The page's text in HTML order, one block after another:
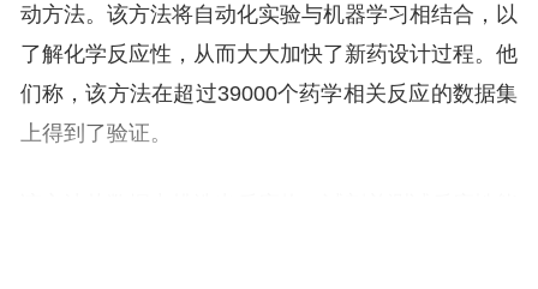
动方法。该方法将自动化实验与机器学习相结合，以
了解化学反应性，从而大大加快了新药设计过程。他
们称，该方法在超过39000个药学相关反应的数据集
上得到了验证。